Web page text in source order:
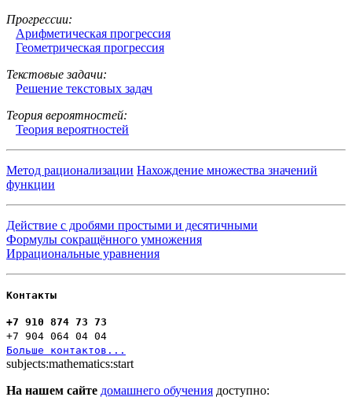
Прогрессии:
Арифметическая прогрессия
Геометрическая прогрессия
Текстовые задачи:
Решение текстовых задач
Теория вероятностей:
Теория вероятностей
Метод рационализации Нахождение множества значений
функции
Действие с дробями простыми и десятичными
Формулы сокращённого умножения
Иррациональные уравнения
Контакты
+7 910 874 73 73
+7 904 064 04 04
Больше контактов...
subjects:mathematics:start
На нашем сайте домашнего обучения доступно: